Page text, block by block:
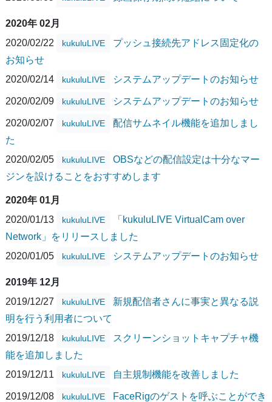
2020年 02月
2020/02/22
kukuluLIVE
プッシュ接続先アドレス固定化の
お知らせ
2020/02/14
kukuluLIVE システムアップデートのお知らせ
2020/02/09 kukuluLIVE システムアップデートのお知らせ
2020/02/07 kukuluLIVE
配信サムネイル機能を追加しまし
た
2020/02/05
kukuluLIVE
OBSなどの配信設定は十分なマー
ジンを設けることをおすすめします
2020年 01月
2020/01/13
kukuluLIVE
「kukuluLIVE VirtualCam over
Network」をリリースしました
2020/01/05
kukuluLIVE システムアップデートのお知らせ
2019年 12月
2019/12/27
kukuluLIVE
新規配信者さんに事実と異なる説
明を行う利用者について
2019/12/18
kukuluLIVE
スクリーンショットキャプチャ機
能を追加しました
2019/12/11
kukuluLIVE 自主規制機能を改善しました
2019/12/08 kukuluLIVE
FaceRigのゲストを呼ぶことができ